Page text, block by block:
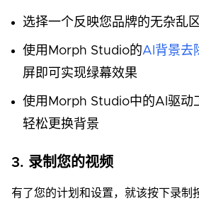
选择一个反映您品牌的无杂乱
使用Morph Studio的AI背景去
屏即可实现绿幕效果
使用Morph Studio中的AI驱动
轻松更换背景
3. 录制您的视频
有了您的计划和设置，就该按下录制